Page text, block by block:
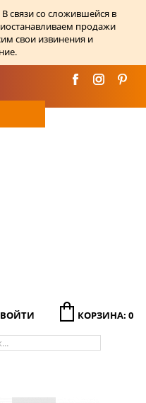
В связи со сложившейся в
продажи
свои извинения и
ВОЙТИ КОРЗИНА: 0